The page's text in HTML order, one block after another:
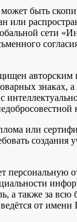
быть
или
сети
авторским
знаках,
или
создания
персональную
а также за всю
ведётся от